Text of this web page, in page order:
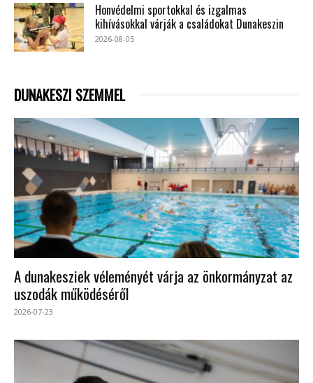
Honvédelmi sportokkal és izgalmas
kihívásokkal várják a családokat Dunakeszin
2026-08-05
DUNAKESZI SZEMMEL
A dunakesziek véleményét várja az önkormányzat az
uszodák működéséről
2026-07-23